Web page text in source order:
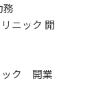
務
ニック 開
ック 開業